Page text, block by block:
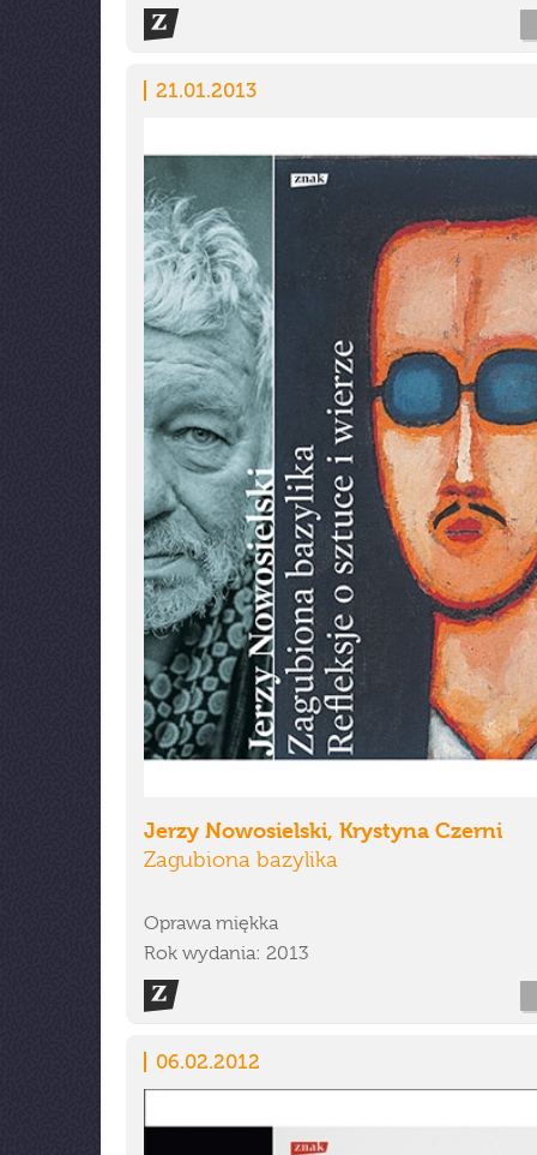
21.01.2013
Jerzy Nowosielski, Krystyna Czerni
Zagubiona bazylika
Oprawa miękka
Rok wydania: 2013
06.02.2012